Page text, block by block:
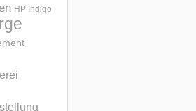
HP Indigo